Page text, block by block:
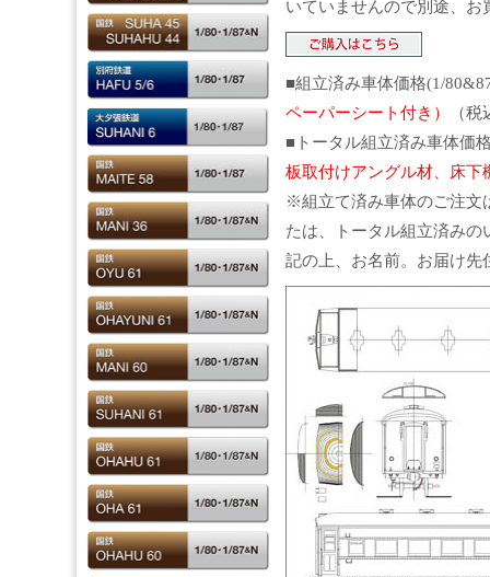
いていませんので別途、お
■組立済み車体価格(1/
ペーパーシート付き）
（
■トータル組立済み車体価
板取付けアングル材、床下
※組立て済み車体のご注文
たは、トータル組立済み
記の上、お名前。お届け先